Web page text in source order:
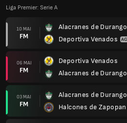
Liga Premier: Serie A
10 MAI
FM
Alacranes de Durango
Deportiva Venados
06 MAI
FM
Deportiva Venados
Alacranes de Durango
03 MAI
FM
Alacranes de Durango
Halcones de Zapopan